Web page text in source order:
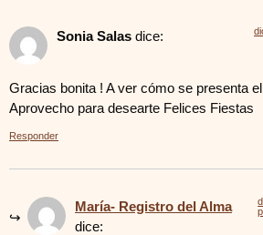
Sonia Salas dice:
Gracias bonita ! A ver cómo se presenta
Aprovecho para desearte Felices Fiestas
Responder
María- Registro del Alma
dice: